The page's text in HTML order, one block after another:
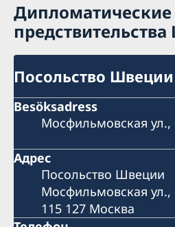
Дипломатические
Посольство
Besöksadress
Мосфильмовская ул.,
Адрес
Посольство Швеции
Мосфильмовская ул.,
115 127 Москва